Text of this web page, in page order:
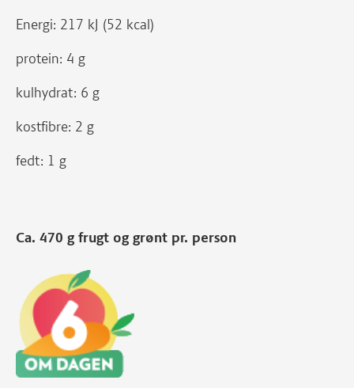
Energi: 217 kJ (52 kcal)
protein: 4 g
kulhydrat: 6 g
kostfibre: 2 g
fedt: 1 g
Ca. 470 g frugt og grønt pr. person